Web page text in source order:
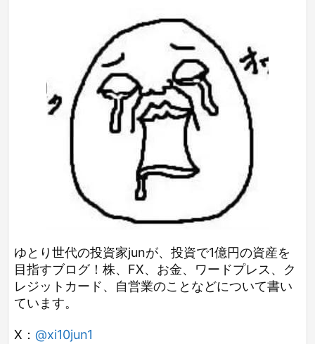
ゆとり世代の投資家junが、投資で1億円の資産を
目指すブログ！株、FX、お金、ワードプレス、ク
レジットカード、自営業のことなどについて書い
ています。
X： @xi10jun1